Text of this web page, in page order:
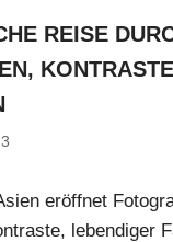
REISE
eröffnet
lebendiger